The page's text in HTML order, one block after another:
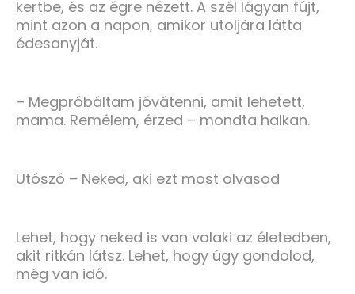
kertbe, és az égre nézett. A szél lágyan fújt,
mint azon a napon, amikor utoljára látta
édesanyját.
– Megpróbáltam jóvátenni, amit lehetett,
mama. Remélem, érzed – mondta halkan.
Utószó – Neked, aki ezt most olvasod
Lehet, hogy neked is van valaki az életedben,
akit ritkán látsz. Lehet, hogy úgy gondolod,
még van idő.